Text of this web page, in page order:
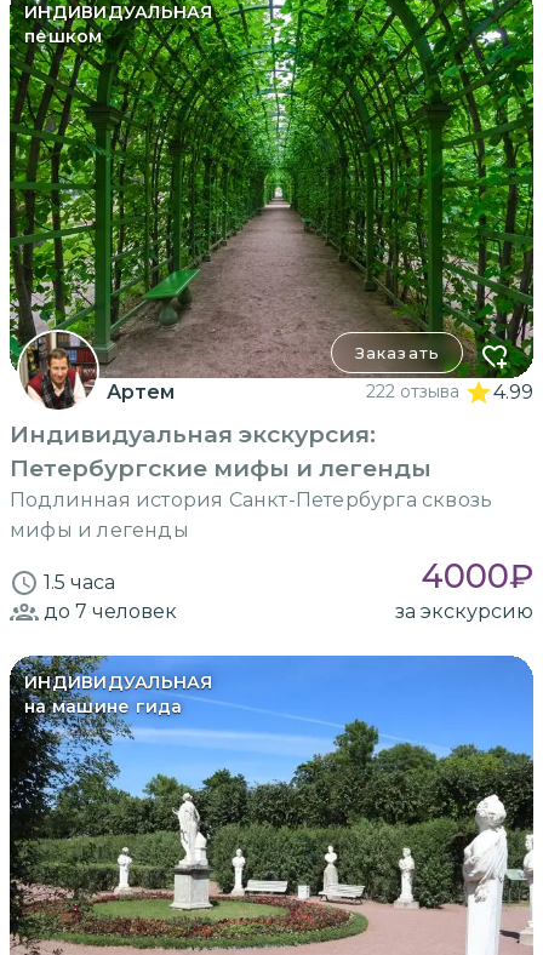
ИНДИВИДУАЛЬНАЯ
пешком
Заказать
Артем 222 отзыва 4.99
Индивидуальная экскурсия:
Петербургские мифы и легенды
Подлинная история Санкт-Петербурга сквозь
мифы и легенды
1.5 часа 4000₽
до 7 человек за экскурсию
ИНДИВИДУАЛЬНАЯ
на машине гида